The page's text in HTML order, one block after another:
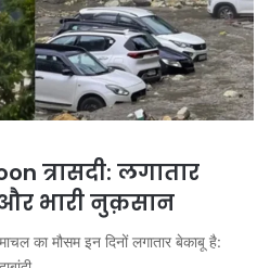
त्रासदी: लगातार
भारी नुक़सान
का मौसम इन दिनों लगातार बेकाबू है: